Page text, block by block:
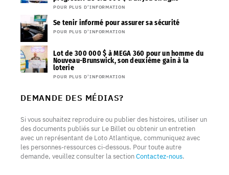
POUR PLUS D’INFORMATION
Se tenir informé pour assurer sa sécurité
POUR PLUS D’INFORMATION
Lot de 300 000 $ à MEGA 360 pour un homme du
Nouveau-Brunswick, son deuxième gain à la
loterie
POUR PLUS D’INFORMATION
DEMANDE DES MÉDIAS?
Si vous souhaitez reproduire ou publier des histoires, utiliser un
des documents publiés sur Le Billet ou obtenir un entretien
avec un représentant de Loto Atlantique, communiquez avec
les personnes-ressources ci-dessous. Pour toute autre
demande, veuillez consulter la sectionContactez-nous.